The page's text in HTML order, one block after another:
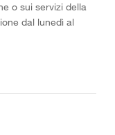
o sui servizi della
dal lunedì al